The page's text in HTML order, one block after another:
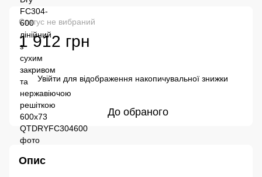
Статус не вибраний
1 912 грн
Увійти для відображення накопичувальної знижки
До обраного
Опис